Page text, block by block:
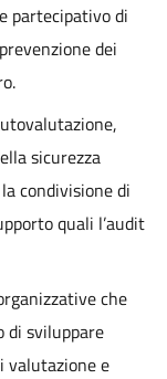
partecipativo di
dei
sicurezza
condivisione di
quali l’audit
che
sviluppare
valutazione e